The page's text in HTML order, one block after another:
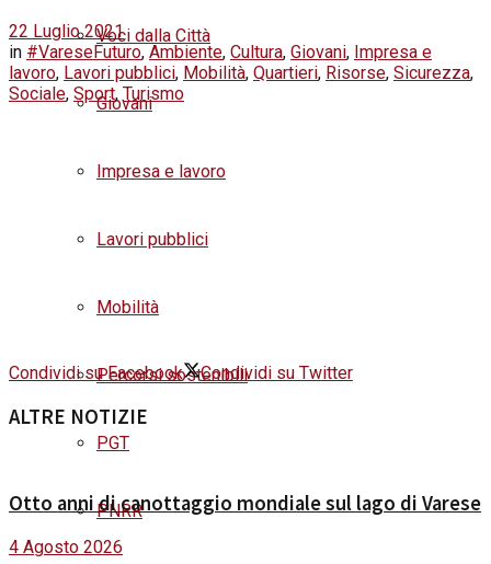
Voci dalla Città
Giovani
Impresa e lavoro
Lavori pubblici
Mobilità
Percorsi sostenibili
PGT
PNRR
22 Luglio 2021
in #VareseFuturo, Ambiente, Cultura, Giovani, Impresa e
lavoro, Lavori pubblici, Mobilità, Quartieri, Risorse, Sicurezza,
Sociale, Sport, Turismo
Condividi su Facebook Condividi su Twitter
ALTRE NOTIZIE
Otto anni di canottaggio mondiale sul lago di Varese
4 Agosto 2026